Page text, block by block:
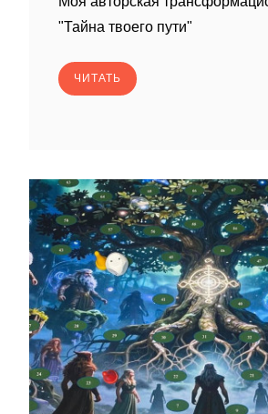
"Тайна твоего пути"
ЧИТАТЬ